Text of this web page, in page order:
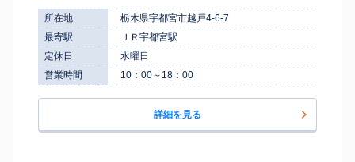
所在地
栃木県宇都宮市越戸4-6-7
最寄駅
ＪＲ宇都宮駅
定休日
水曜日
営業時間
10：00～18：00
詳細を見る